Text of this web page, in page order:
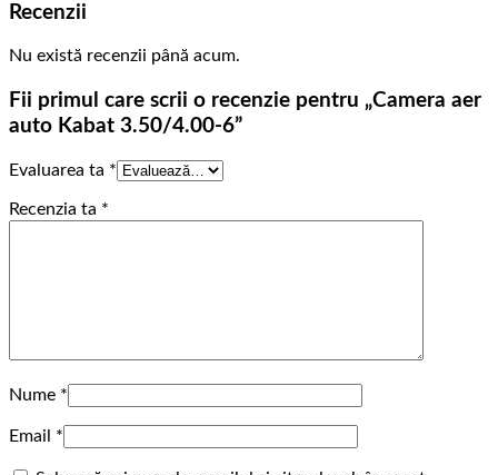
Recenzii
Nu există recenzii până acum.
Fii primul care scrii o recenzie pentru „Camera aer
auto Kabat 3.50/4.00-6”
Evaluarea ta *
Recenzia ta *
Nume *
Email *